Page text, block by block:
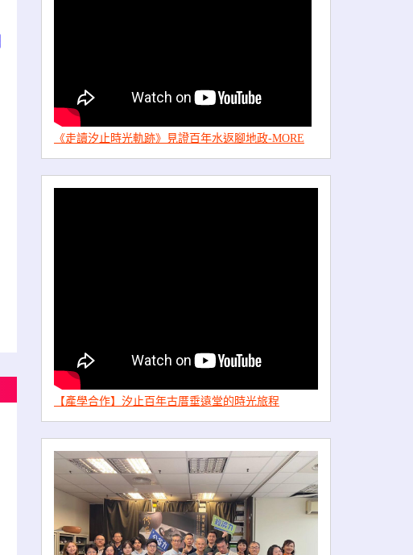
《走讀汐止時光軌跡》見證百年水返腳地政-MORE
【產學合作】汐止百年古厝垂遠堂的時光旅程